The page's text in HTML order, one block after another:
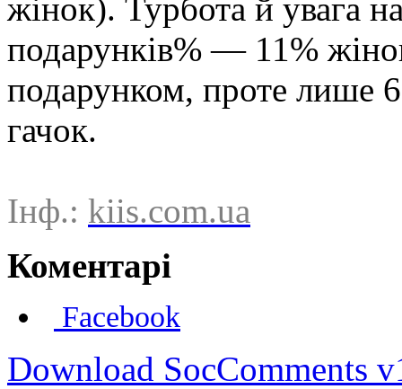
жінок). Турбота й увага
подарунків% — 11%
подарунком, проте лише
гачок.
Інф.: kiis.com.ua
Коментарі
Facebook
Download SocComments